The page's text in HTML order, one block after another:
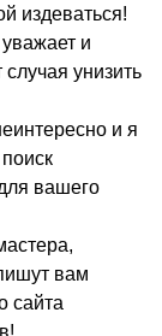
издеваться!
и
унизить
и я
вашего
вам
сайта